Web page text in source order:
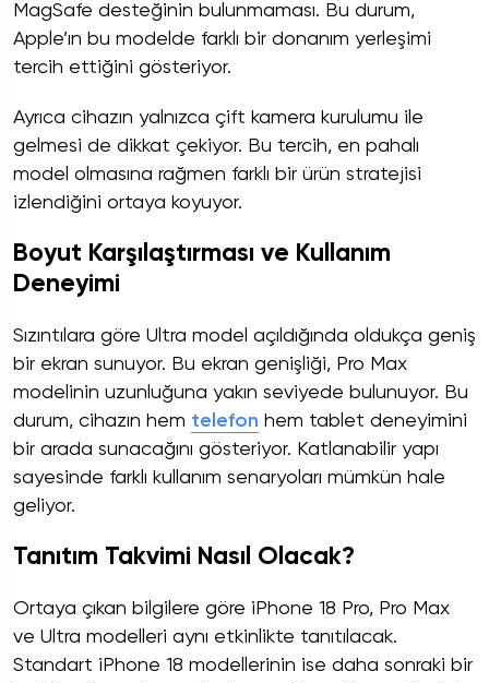
MagSafe desteğinin bulunmaması. Bu durum,
Apple’ın bu modelde farklı bir donanım yerleşimi
tercih ettiğini gösteriyor.
Ayrıca cihazın yalnızca çift kamera kurulumu ile
gelmesi de dikkat çekiyor. Bu tercih, en pahalı
model olmasına rağmen farklı bir ürün stratejisi
izlendiğini ortaya koyuyor.
Boyut Karşılaştırması ve Kullanım
Deneyimi
Sızıntılara göre Ultra model açıldığında oldukça geniş
bir ekran sunuyor. Bu ekran genişliği, Pro Max
modelinin uzunluğuna yakın seviyede bulunuyor. Bu
durum, cihazın hem telefon hem tablet deneyimini
bir arada sunacağını gösteriyor. Katlanabilir yapı
sayesinde farklı kullanım senaryoları mümkün hale
geliyor.
Tanıtım Takvimi Nasıl Olacak?
Ortaya çıkan bilgilere göre iPhone 18 Pro, Pro Max
ve Ultra modelleri aynı etkinlikte tanıtılacak.
Standart iPhone 18 modellerinin ise daha sonraki bir